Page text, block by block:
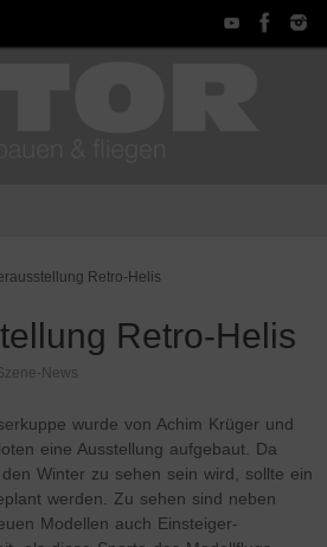
Retro-Helis
Retro-Helis
News
wurde von Achim Krüger und
eine Ausstellung aufgebaut. Da
Winter zu sehen sein wird, sollte ein
werden. Zu sehen sind neben
Modellen auch Einsteiger-